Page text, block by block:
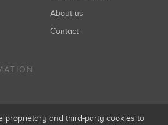
About us
Contact
proprietary and third-party cookies to